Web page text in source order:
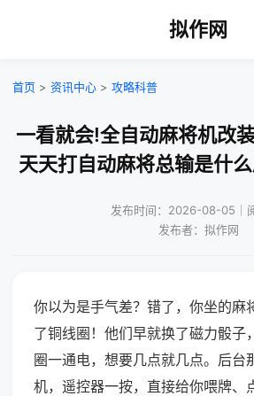
拟作网
首页 > 资讯中心 > 攻略科普
一看就会!全自动麻将机改
天天打自动麻将总输是什
发布时间：2026-08-05｜
发布者：拟作网
你以为是手气差？错了，你坐的麻
了铜线圈！他们早就换了磁力骰子
圈一通电，想要几点就几点。后台
机，遥控器一按，直接给你喂牌、